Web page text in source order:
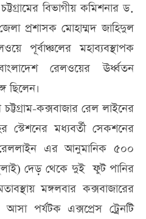
বিভাগীয় কমিশনার ড.
প্রশাসক মোহাম্মদ জাহিদুল
পূর্বাঞ্চলের মহাব্যবস্থাপক
রেলওয়ের ঊর্ধ্বতন
ছিলেন।
কক্সবাজার রেল লাইনের
মধ্যবর্তী সেকশনের
এর আনুমানিক ৫০০
দেড় থেকে দুই ফুট পানির
মঙ্গলবার কক্সবাজারের
আসা পর্যটক এক্সপ্রেস ট্রেনটি